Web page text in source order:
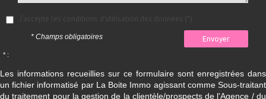
Envoyer
* Champs obligatoires
* :
Les informations recueillies sur ce formulaire sont enregistrées dans
un fichier informatisé par La Boite Immo agissant comme Sous-traitant
du traitement pour la gestion de la clientèle/prospects de l'Agence / du